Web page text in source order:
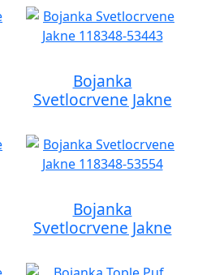
Bojanka
Svetlocrvene Jakne
Bojanka
Svetlocrvene Jakne